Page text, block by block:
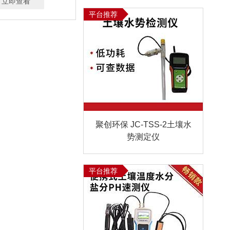
平台推荐
聚创环保 JC-TSS-2土壤水
势测定仪
平台推荐